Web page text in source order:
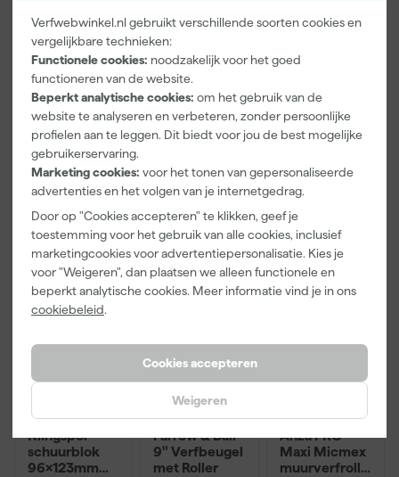
Verfwebwinkel.nl gebruikt verschillende soorten cookies en
vergelijkbare technieken:
Functionele cookies: noodzakelijk voor het goed
functioneren van de website.
Beperkt analytische cookies: om het gebruik van de
website te analyseren en verbeteren, zonder persoonlijke
profielen aan te leggen. Dit biedt voor jou de best mogelijke
gebruikerservaring.
Marketing cookies: voor het tonen van gepersonaliseerde
advertenties en het volgen van je internetgedrag.
Door op "Cookies accepteren" te klikken, geef je
toestemming voor het gebruik van alle cookies, inclusief
marketingcookies voor advertentiepersonalisatie. Kies je
voor "Weigeren", dan plaatsen we alleen functionele en
beperkt analytische cookies. Meer informatie vind je in ons
cookiebeleid.
Cookies accepteren
Weigeren
Paintura
Lucamax
Washi tape -
50mx24mm
Morgen
bezorgd
Adviesprijs 6,00
3,99
incl. BTW
Farrow & Ball
F&B
Kleurenwaaie
r
Morgen
bezorgd
22,00
incl. BTW
And Go
12cm Roller -
Inzetbakken
Morgen
bezorgd
3,99
incl. BTW
Onze Top 10
Klingspor
schuurblok
96x123mm
Farrow & Ball
9" Verfbeugel
met Roller
Anza PRO
Maxi Micmex
muurverfrolle